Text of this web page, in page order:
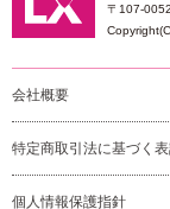
〒107-
会社概要
特定商取引法に基づく
個人情報保護指針